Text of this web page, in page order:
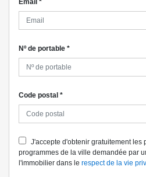
Email *
Nº de portable *
Code postal *
J'accepte d'obtenir gratuitement les
programmes de la ville demandée par
l'immobilier dans le respect de la vie